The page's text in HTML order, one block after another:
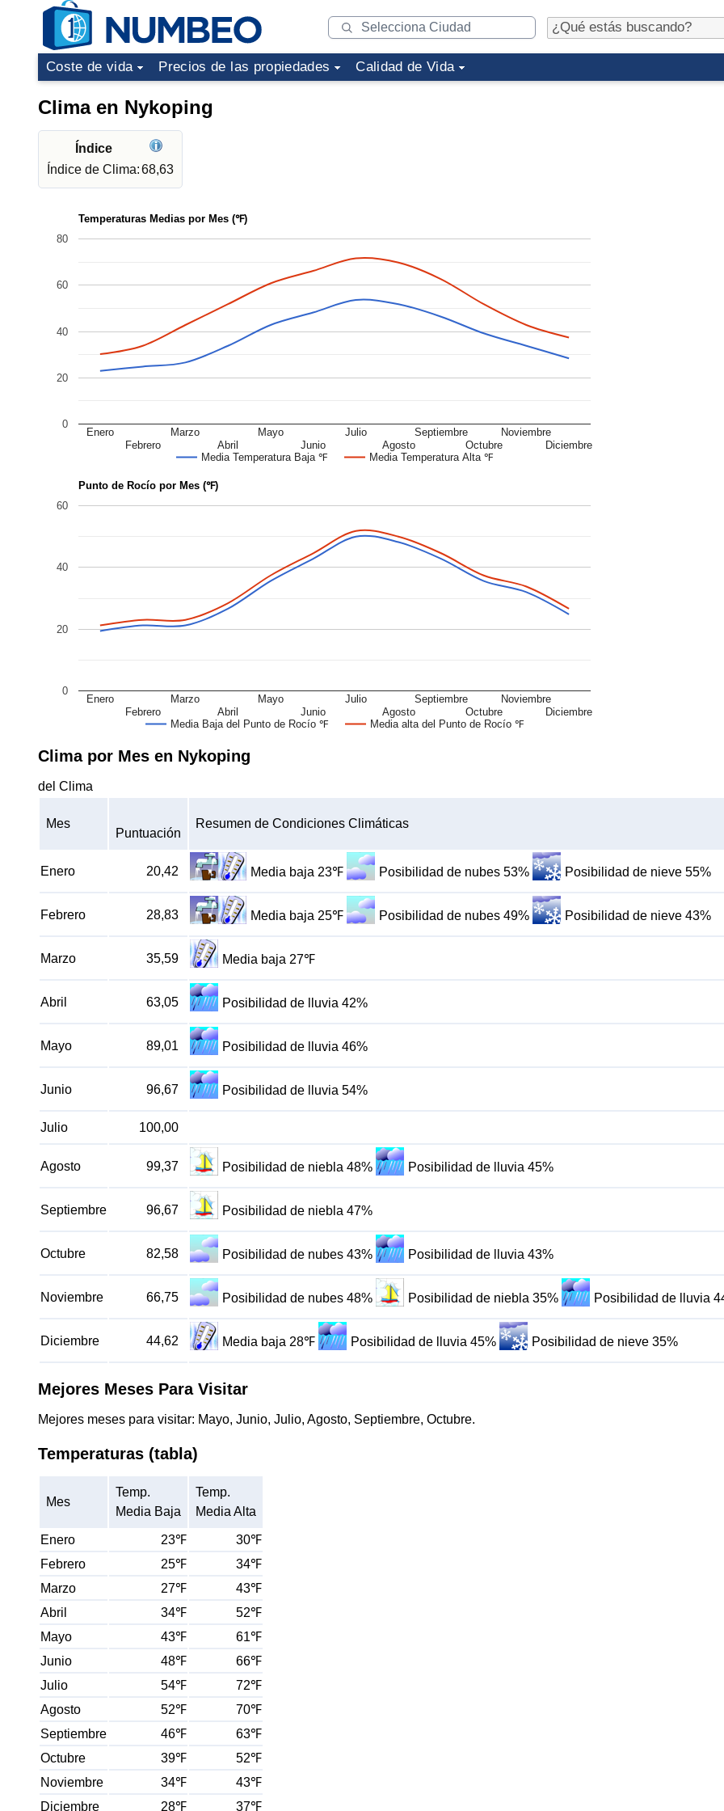
Coste de vida Precios de las propiedades Calidad de Vida
Clima en Nykoping
Índice
Índice de Clima:68,63
Temperaturas Medias por Mes (℉)
Media Temperatura Baja ℉ Media Temperatura Alta ℉
Enero
Febrero
Marzo
Abril
Mayo
Junio
Julio
Agosto
Septiembre
Octubre
Noviembre
Diciembre
0
20
40
60
80
Punto de Rocío por Mes (℉)
Media Baja del Punto de Rocío ℉ Media alta del Punto de Rocío ℉
Enero
Febrero
Marzo
Abril
Mayo
Junio
Julio
Agosto
Septiembre
Octubre
Noviembre
Diciembre
0
20
40
60
Clima por Mes en Nykoping
del Clima
Mes
Puntuación
Resumen de Condiciones Climáticas
Enero 20,42 Media baja 23℉ Posibilidad de nubes 53% Posibilidad de nieve 55%
Febrero 28,83 Media baja 25℉ Posibilidad de nubes 49% Posibilidad de nieve 43%
Marzo 35,59 Media baja 27℉
Abril 63,05 Posibilidad de lluvia 42%
Mayo 89,01 Posibilidad de lluvia 46%
Junio 96,67 Posibilidad de lluvia 54%
Julio 100,00
Agosto 99,37 Posibilidad de niebla 48% Posibilidad de lluvia 45%
Septiembre 96,67 Posibilidad de niebla 47%
Octubre 82,58 Posibilidad de nubes 43% Posibilidad de lluvia 43%
Noviembre 66,75 Posibilidad de nubes 48% Posibilidad de niebla 35% Posibilidad de lluvia
Diciembre 44,62 Media baja 28℉ Posibilidad de lluvia 45% Posibilidad de nieve 35%
Mejores Meses Para Visitar
Mejores meses para visitar: Mayo, Junio, Julio, Agosto, Septiembre, Octubre.
Temperaturas (tabla)
Mes
Temp.
Media Baja
Temp.
Media Alta
Enero 23℉
30℉
Febrero
25℉
34℉
Marzo
27℉
43℉
Abril
34℉
52℉
Mayo
43℉
61℉
Junio
48℉
66℉
Julio
54℉
72℉
Agosto
52℉
70℉
Septiembre
46℉
63℉
Octubre
39℉
52℉
Noviembre
34℉
43℉
Diciembre
28℉ 37℉